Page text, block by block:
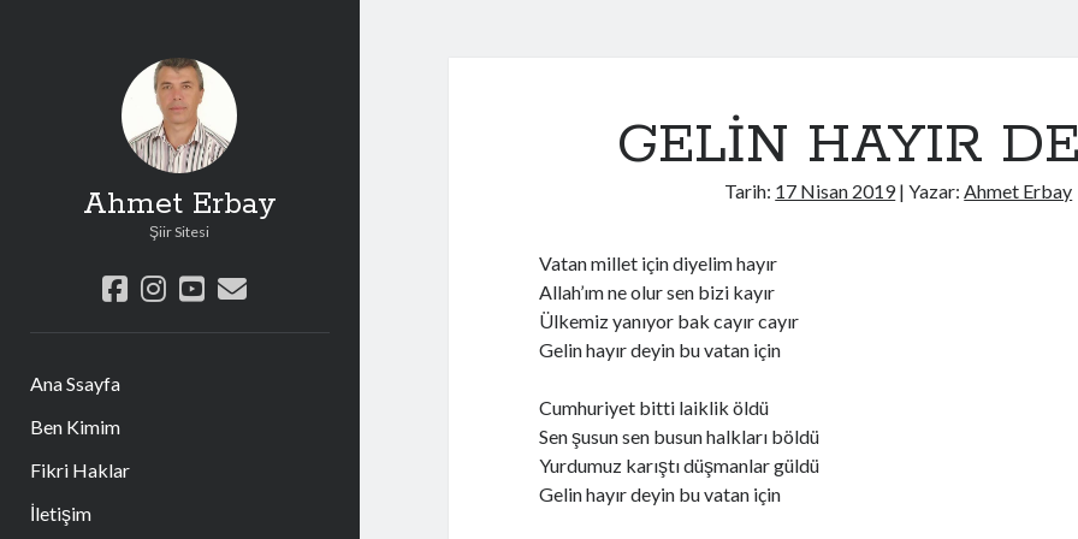
Ahmet Erbay
Şiir Sitesi
facebook
instagram
youtube
e-
Ana Ssayfa
Ben Kimim
Fikri Haklar
İletişim
GELİN HAYIR
Tarih: 17 Nisan 2019| Yazar:Ahmet Erbay
Vatan millet için diyelim hayır
Allah’ım ne olur sen bizi kayır
Ülkemiz yanıyor bak cayır cayır
Gelin hayır deyin bu vatan için
Cumhuriyet bitti laiklik öldü
Sen şusun sen busun halkları böldü
Yurdumuz karıştı düşmanlar güldü
Gelin hayır deyin bu vatan için